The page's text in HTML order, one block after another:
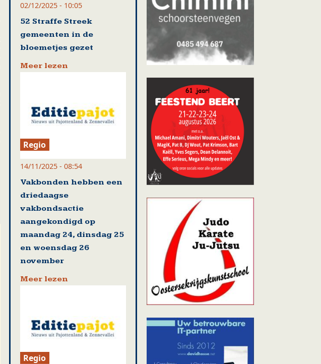
02/12/2025 - 10:05
52 Straffe Streek
gemeenten in de
bloemetjes gezet
Meer lezen
Regio
14/11/2025 - 08:54
Vakbonden hebben een
driedaagse
vakbondsactie
aangekondigd op
maandag 24, dinsdag 25
en woensdag 26
november
Meer lezen
Regio